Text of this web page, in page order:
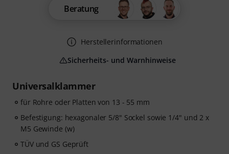
Universalklammer
für Rohre oder Platten von 13 - 55 mm
Befestigung: hexagonaler 5/8" Sockel sowie 1/4" und 2 x
M5 Gewinde (w)
TÜV und GS Geprüft
Beratung
Herstellerinformationen
Sicherheits- und Warnhinweise